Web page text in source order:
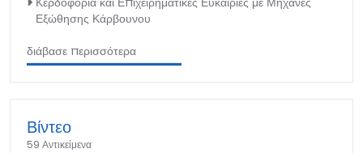
Εξώθησης Κάρβουνου
διάβασε περισσότερα
Βίντεο
59 Αντικείμενα